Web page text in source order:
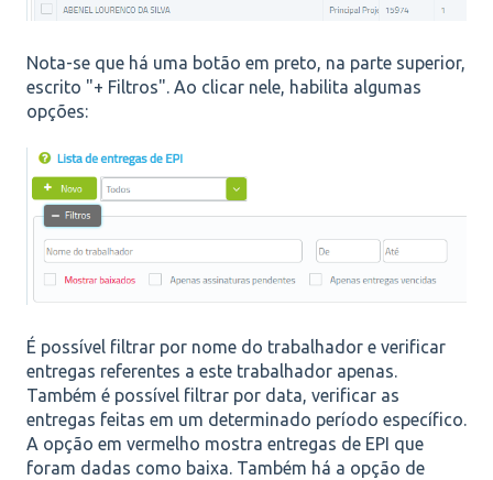
Nota-se que há uma botão em preto, na parte superior,
escrito "+ Filtros". Ao clicar nele, habilita algumas
opções:
É possível filtrar por nome do trabalhador e verificar
entregas referentes a este trabalhador apenas.
Também é possível filtrar por data, verificar as
entregas feitas em um determinado período específico.
A opção em vermelho mostra entregas de EPI que
foram dadas como baixa. Também há a opção de